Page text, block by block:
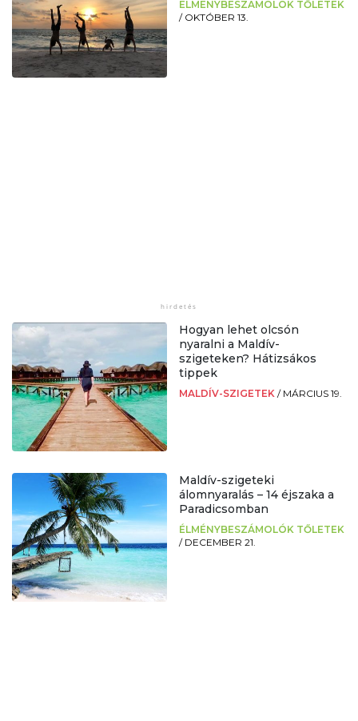
ÉLMÉNYBESZÁMOLÓK TŐLETEK
/ OKTÓBER 13.
Hogyan lehet olcsón
nyaralni a Maldív-
szigeteken? Hátizsákos
tippek
MALDÍV-SZIGETEK / MÁRCIUS 19.
Maldív-szigeteki
álomnyaralás – 14 éjszaka a
Paradicsomban
ÉLMÉNYBESZÁMOLÓK TŐLETEK
/ DECEMBER 21.